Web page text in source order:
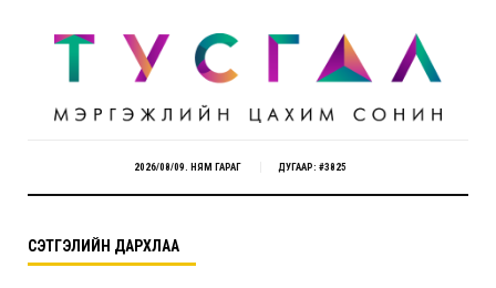
2026/08/09. НЯМ ГАРАГ ДУГААР: #3825
СЭТГЭЛИЙН ДАРХЛАА